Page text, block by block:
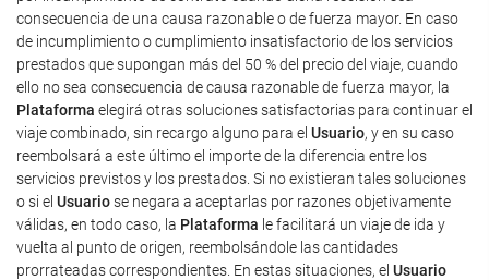
consecuencia de una causa razonable o de fuerza mayor. En caso
de incumplimiento o cumplimiento insatisfactorio de los servicios
prestados que supongan más del 50 % del precio del viaje, cuando
ello no sea consecuencia de causa razonable de fuerza mayor, la
Plataforma elegirá otras soluciones satisfactorias para continuar el
viaje combinado, sin recargo alguno para el Usuario, y en su caso
reembolsará a este último el importe de la diferencia entre los
servicios previstos y los prestados. Si no existieran tales soluciones
o si el Usuariose negara a aceptarlas por razones objetivamente
válidas, en todo caso, la Plataforma le facilitará un viaje de ida y
vuelta al punto de origen, reembolsándole las cantidades
prorrateadas correspondientes. En estas situaciones, el Usuario